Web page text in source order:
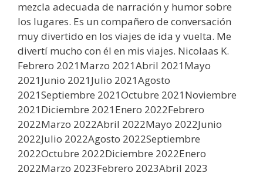
mezcla adecuada de narración y humor sobre
los lugares. Es un compañero de conversación
muy divertido en los viajes de ida y vuelta. Me
divertí mucho con él en mis viajes. Nicolaas K.
Febrero 2021Marzo 2021Abril 2021Mayo
2021Junio 2021Julio 2021Agosto
2021Septiembre 2021Octubre 2021Noviembre
2021Diciembre 2021Enero 2022Febrero
2022Marzo 2022Abril 2022Mayo 2022Junio
2022Julio 2022Agosto 2022Septiembre
2022Octubre 2022Diciembre 2022Enero
2022Marzo 2023Febrero 2023Abril 2023